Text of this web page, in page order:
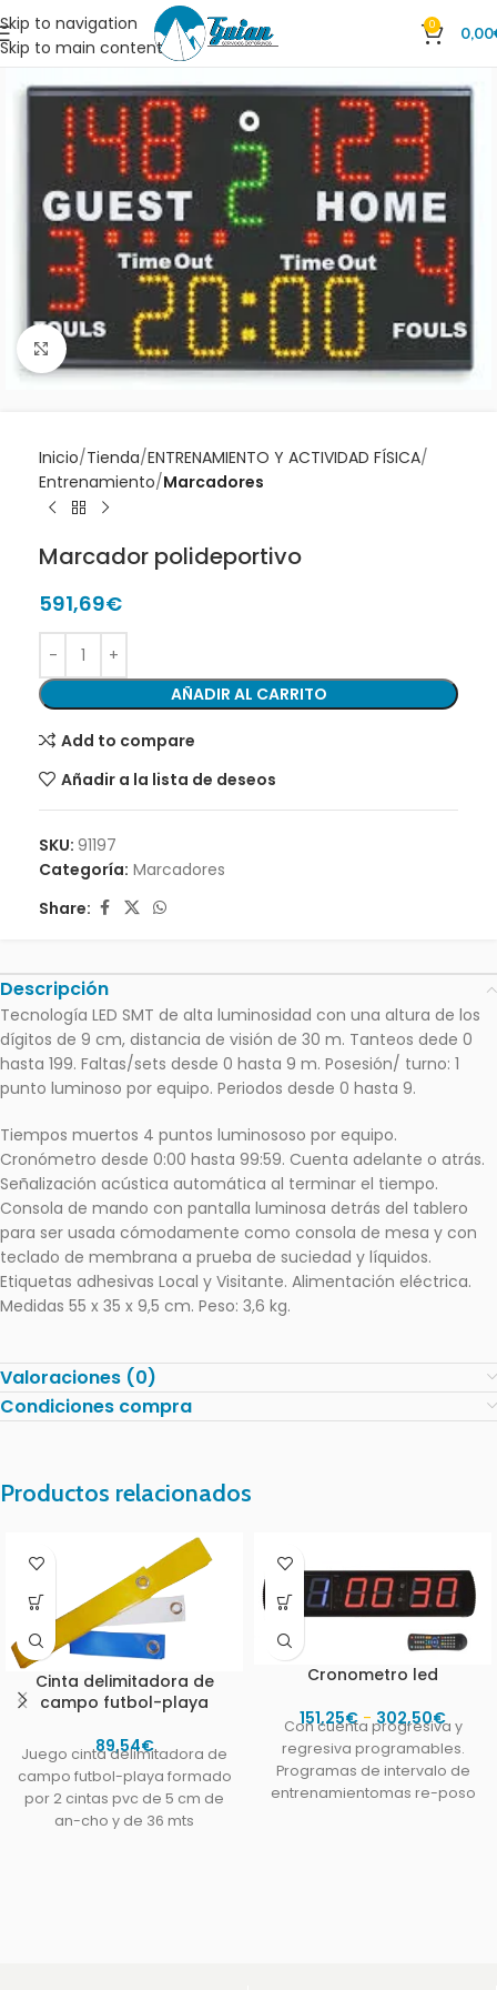
Skip to navigation
Skip to main content
0 0,00
Clic para ampliar
Inicio Tienda ENTRENAMIENTO Y ACTIVIDAD FÍSICA
Entrenamiento Marcadores
Marcador polideportivo
591,69€
AÑADIR AL CARRITO
Add to compare
Añadir a la lista de deseos
SKU: 91197
Categoría: Marcadores
Share:
Descripción
Tecnología LED SMT de alta luminosidad con una altura de los
dígitos de 9 cm, distancia de visión de 30 m. Tanteos dede 0
hasta 199. Faltas/sets desde 0 hasta 9 m. Posesión/ turno: 1
punto luminoso por equipo. Periodos desde 0 hasta 9.
Tiempos muertos 4 puntos luminososo por equipo.
Cronómetro desde 0:00 hasta 99:59. Cuenta adelante o atrás.
Señalización acústica automática al terminar el tiempo.
Consola de mando con pantalla luminosa detrás del tablero
para ser usada cómodamente como consola de mesa y con
teclado de membrana a prueba de suciedad y líquidos.
Etiquetas adhesivas Local y Visitante. Alimentación eléctrica.
Medidas 55 x 35 x 9,5 cm. Peso: 3,6 kg.
Valoraciones (0)
Condiciones compra
Productos relacionados
Cinta delimitadora de
campo futbol-playa
89,54€
Juego cinta delimitadora de
campo futbol-playa formado
por 2 cintas pvc de 5 cm de
an-cho y de 36 mts
Cronometro led
151,25€ - 302,50€
Con cuenta progresiva y
regresiva programables.
Programas de intervalo de
entrenamientomas re-poso